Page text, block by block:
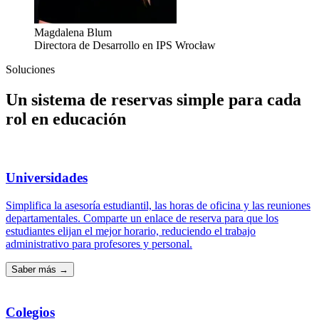
Magdalena Blum
Directora de Desarrollo en IPS Wrocław
Soluciones
Un sistema de reservas simple para cada
rol en educación
Universidades
Simplifica la asesoría estudiantil, las horas de oficina y las reuniones
departamentales. Comparte un enlace de reserva para que los
estudiantes elijan el mejor horario, reduciendo el trabajo
administrativo para profesores y personal.
Saber más →
Colegios